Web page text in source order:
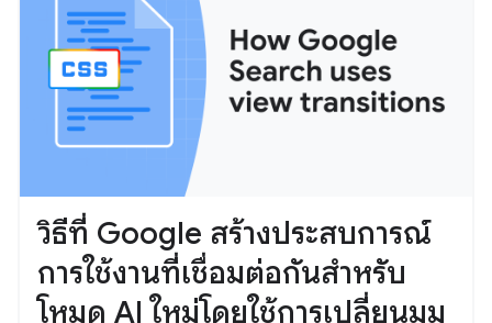
วิธีที่ Google สร้างประสบการณ์
การใช้งานที่เชื่อมต่อกันสำหรับ
โหมด AI ใหม่โดยใช้การเปลี่ยนมุม